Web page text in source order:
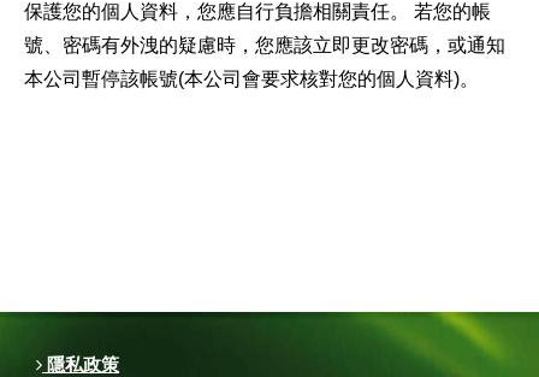
保護您的個人資料，您應自行負擔相關責任。 若您的帳
號、密碼有外洩的疑慮時，您應該立即更改密碼，或通知
本公司暫停該帳號(本公司會要求核對您的個人資料)。
隱私政策